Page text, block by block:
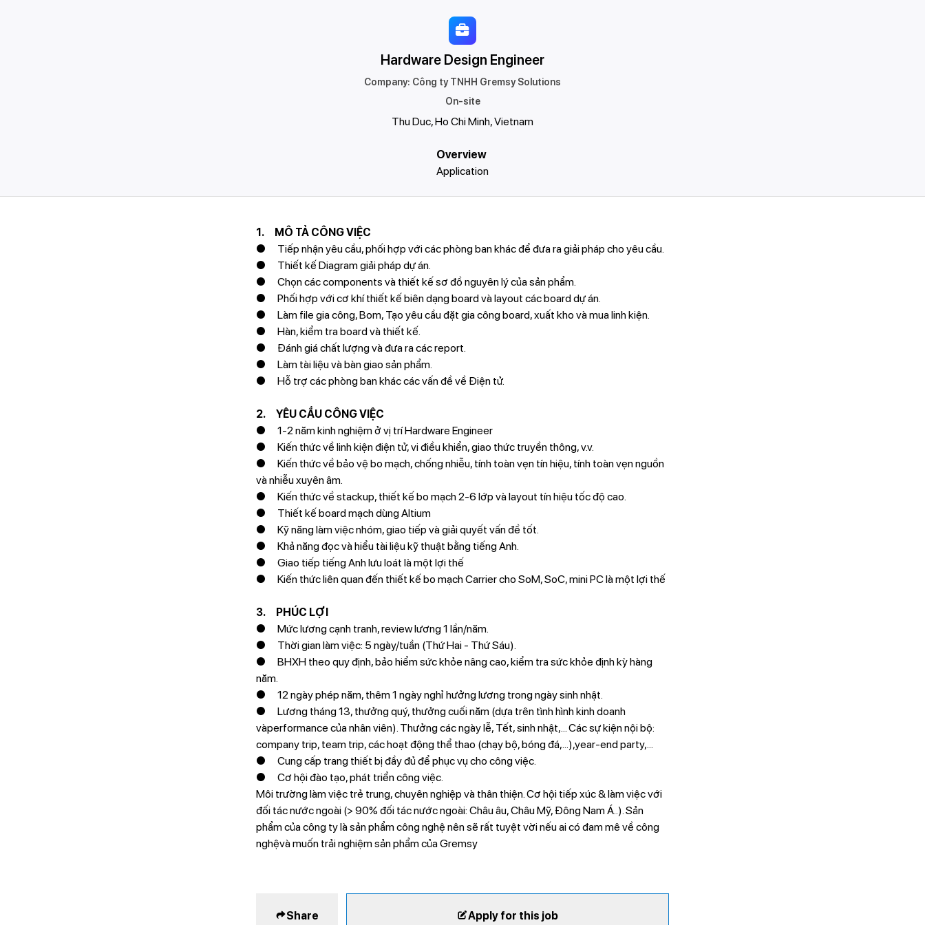
Hardware Design Engineer
Company: Công ty TNHH Gremsy Solutions
On-site
Thu Duc, Ho Chi Minh, Vietnam
Overview
Application
1. MÔ TẢ CÔNG VIỆC
● Tiếp nhận yêu cầu, phối hợp với các phòng ban khác để đưa ra giải pháp cho yêu cầu.
● Thiết kế Diagram giải pháp dự án.
● Chọn các components và thiết kế sơ đồ nguyên lý của sản phẩm.
● Phối hợp với cơ khí thiết kế biên dạng board và layout các board dự án.
● Làm file gia công, Bom, Tạo yêu cầu đặt gia công board, xuất kho và mua linh kiện.
● Hàn, kiểm tra board và thiết kế.
● Đánh giá chất lượng và đưa ra các report.
● Làm tài liệu và bàn giao sản phẩm.
● Hỗ trợ các phòng ban khác các vấn đề về Điện tử.
2. YÊU CẦU CÔNG VIỆC
● 1-2 năm kinh nghiệm ở vị trí Hardware Engineer
● Kiến thức về linh kiện điện tử, vi điều khiển, giao thức truyền thông, v.v.
● Kiến thức về bảo vệ bo mạch, chống nhiễu, tính toàn vẹn tín hiệu, tính toàn vẹn nguồn
và nhiễu xuyên âm.
● Kiến thức về stackup, thiết kế bo mạch 2-6 lớp và layout tín hiệu tốc độ cao.
● Thiết kế board mạch dùng Altium
● Kỹ năng làm việc nhóm, giao tiếp và giải quyết vấn đề tốt.
● Khả năng đọc và hiểu tài liệu kỹ thuật bằng tiếng Anh.
● Giao tiếp tiếng Anh lưu loát là một lợi thế
● Kiến thức liên quan đến thiết kế bo mạch Carrier cho SoM, SoC, mini PC là một lợi thế
3. PHÚC LỢI
● Mức lương cạnh tranh, review lương 1 lần/năm.
● Thời gian làm việc: 5 ngày/tuần (Thứ Hai - Thứ Sáu).
● BHXH theo quy định, bảo hiểm sức khỏe nâng cao, kiểm tra sức khỏe định kỳ hàng
năm.
● 12 ngày phép năm, thêm 1 ngày nghỉ hưởng lương trong ngày sinh nhật.
● Lương tháng 13, thưởng quý, thưởng cuối năm (dựa trên tình hình kinh doanh
vàperformance của nhân viên). Thưởng các ngày lễ, Tết, sinh nhật,... Các sự kiện nội bộ:
company trip, team trip, các hoạt động thể thao (chạy bộ, bóng đá,...),year-end party,...
● Cung cấp trang thiết bị đầy đủ để phục vụ cho công việc.
● Cơ hội đào tạo, phát triển công việc.
Môi trường làm việc trẻ trung, chuyên nghiệp và thân thiện. Cơ hội tiếp xúc & làm việc với
đối tác nước ngoài (> 90% đối tác nước ngoài: Châu âu, Châu Mỹ, Đông Nam Á..). Sản
phẩm của công ty là sản phẩm công nghệ nên sẽ rất tuyệt vời nếu ai có đam mê về công
nghệvà muốn trải nghiệm sản phẩm của Gremsy
Share Apply for this job